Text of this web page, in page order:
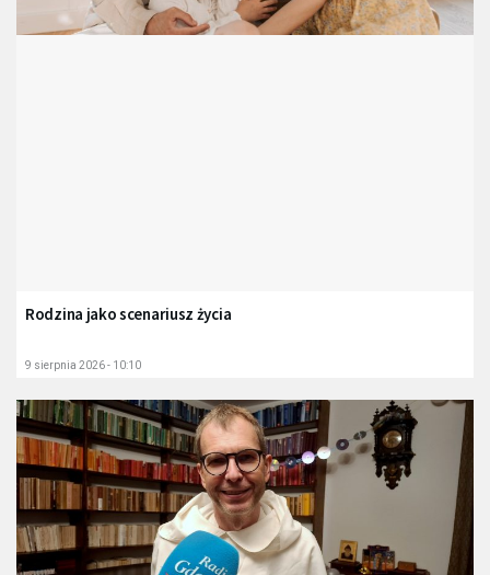
Rodzina jako scenariusz życia
9 sierpnia 2026 - 10:10